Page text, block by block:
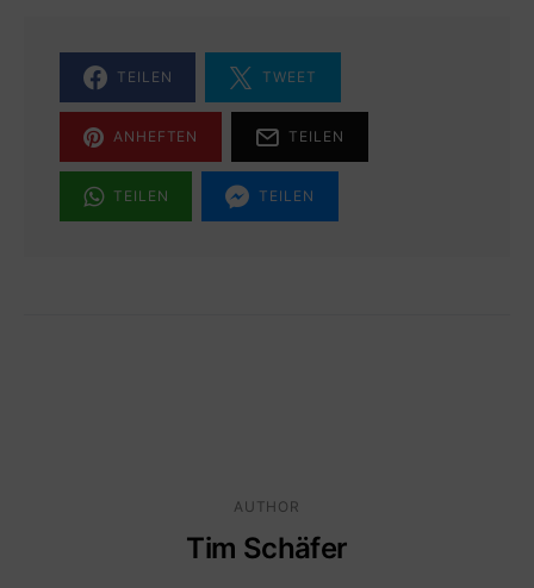
TEILEN TWEET
ANHEFTEN TEILEN
TEILEN TEILEN
AUTHOR
Tim Schäfer